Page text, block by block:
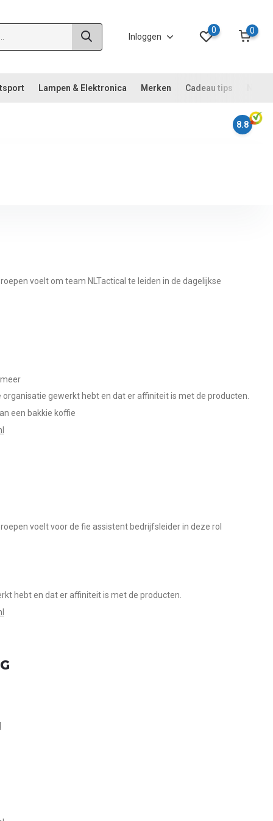
Inloggen
0 0
Lampen & Elektronica Merken Cadeau tips
8.8
voelt om team NLTactical te leiden in de dagelijkse
gewerkt hebt en dat er affiniteit is met de producten.
een bakkie koffie
voelt voor de fie assistent bedrijfsleider in deze rol
hebt en dat er affiniteit is met de producten.